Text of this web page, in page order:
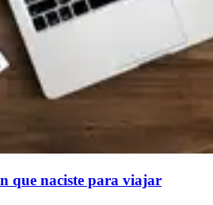
que naciste para viajar